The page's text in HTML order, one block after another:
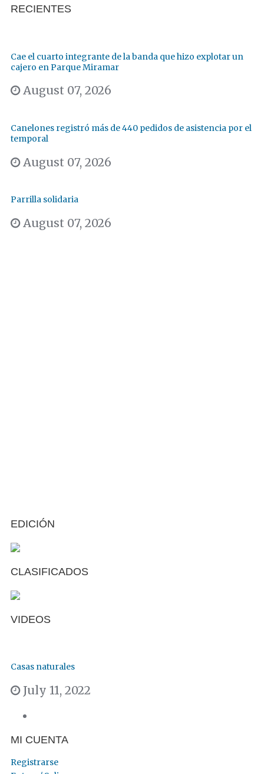
RECIENTES
Cae el cuarto integrante de la banda que hizo explotar un
cajero en Parque Miramar
August 07, 2026
Canelones registró más de 440 pedidos de asistencia por el
temporal
August 07, 2026
Parrilla solidaria
August 07, 2026
EDICIÓN
CLASIFICADOS
VIDEOS
Casas naturales
July 11, 2022
MI CUENTA
Registrarse